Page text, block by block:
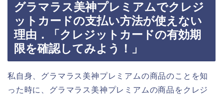
グラマラス美神プレミアムでクレジ
ットカードの支払い方法が使えない
理由．「クレジットカードの有効期
限を確認してみよう！」
私自身、グラマラス美神プレミアムの商品のことを知
った時に、グラマラス美神プレミアムの商品をクレジ